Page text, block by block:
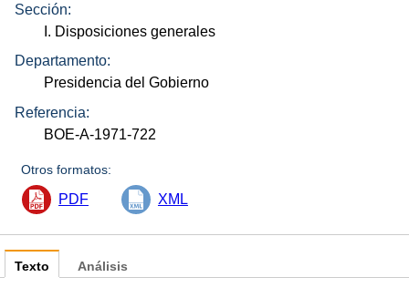
Sección:
I. Disposiciones generales
Departamento:
Presidencia del Gobierno
Referencia:
BOE-A-1971-722
Otros formatos:
PDF XML
Texto Análisis